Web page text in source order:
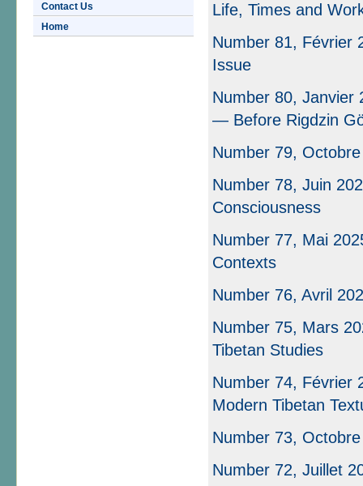
Contact Us
Home
Life, Times and
Number 81, Février
Issue
Number 80,
— Before Rigdzin
Number 79,
Number 78, Juin
Consciousness
Number 77, Mai
Contexts
Number 76, Avril
Number 75, Mars
Tibetan Studies
Number 74, Février
Modern Tibetan
Number 73,
Number 72, Juillet